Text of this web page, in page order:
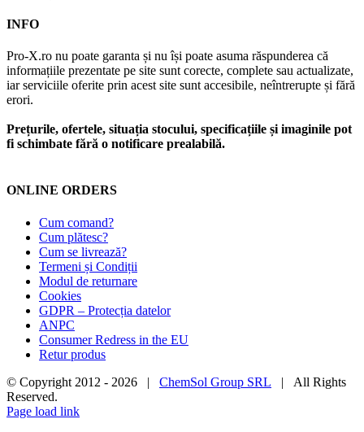
INFO
Pro-X.ro nu poate garanta și nu își poate asuma răspunderea că
informațiile prezentate pe site sunt corecte, complete sau actualizate,
iar serviciile oferite prin acest site sunt accesibile, neîntrerupte și fără
erori.
Prețurile, ofertele, situația stocului, specificațiile și imaginile pot
fi schimbate fără o notificare prealabilă.
ONLINE ORDERS
Cum comand?
Cum plătesc?
Cum se livrează?
Termeni și Condiții
Modul de returnare
Cookies
GDPR – Protecția datelor
ANPC
Consumer Redress in the EU
Retur produs
© Copyright 2012 - 2026 | ChemSol Group SRL | All Rights
Reserved.
Page load link